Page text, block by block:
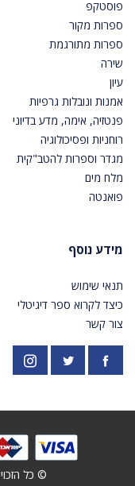
פוסטקפ
ספרות מקור
ספרות מתורגמת
שירה
עיון
אמנות ונובלות גרפיות
פנטזיה, אימה, מדע בדיוני
רוחניות ופסיכולוגיה
מגדר וספרות להטב"קית
מלח מים
פואנטה
מידע נוסף
תנאי שימוש
כיצד לקרוא ספר דיגיטלי
צור קשר
פייסבוק
© כל